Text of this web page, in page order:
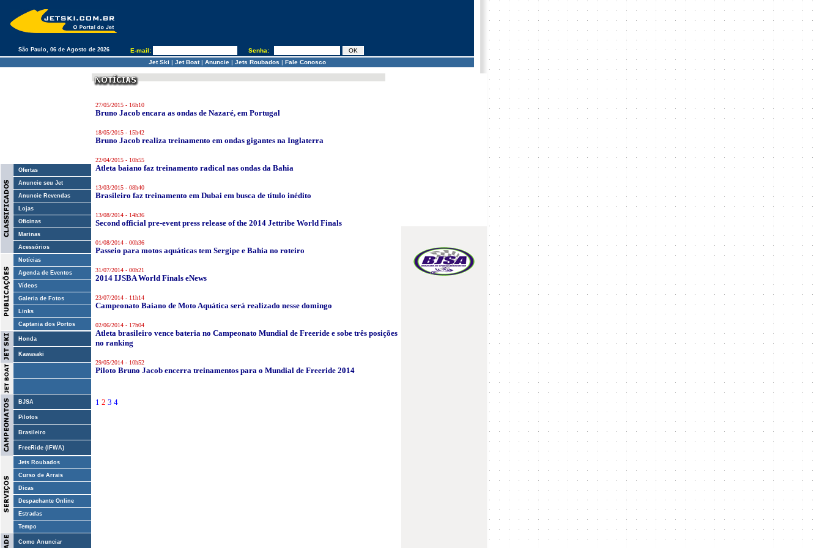
São Paulo, 06 de Agosto de 2026 E-mail:
Senha:
Jet Ski | Jet Boat| Anuncie| Jets Roubados | Fale Conosco
Ofertas
Anuncie seu Jet
Anuncie Revendas
Lojas
Oficinas
Marinas
Acessórios
Notícias
Agenda de Eventos
Vídeos
Galeria de Fotos
Links
Captania dos Portos
Honda
Kawasaki
BJSA
Pilotos
Brasileiro
FreeRide (IFWA)
Jets Roubados
Curso de Arrais
Dicas
Despachante Online
Estradas
Tempo
Como Anunciar
27/05/2015 - 16h10
Bruno Jacob encara as ondas de Nazaré, em Portugal
18/05/2015 - 15h42
Bruno Jacob realiza treinamento em ondas gigantes na Inglaterra
22/04/2015 - 10h55
Atleta baiano faz treinamento radical nas ondas da Bahia
13/03/2015 - 08h40
Brasileiro faz treinamento em Dubai em busca de título inédito
13/08/2014 - 14h36
Second official pre-event press release of the 2014 Jettribe World Finals
01/08/2014 - 00h36
Passeio para motos aquáticas tem Sergipe e Bahia no roteiro
31/07/2014 - 00h21
2014 IJSBA World Finals eNews
23/07/2014 - 11h14
Campeonato Baiano de Moto Aquática será realizado nesse domingo
02/06/2014 - 17h04
Atleta brasileiro vence bateria no Campeonato Mundial de Freeride e sobe três posições
no ranking
29/05/2014 - 10h52
Piloto Bruno Jacob encerra treinamentos para o Mundial de Freeride 2014
1 2 3 4